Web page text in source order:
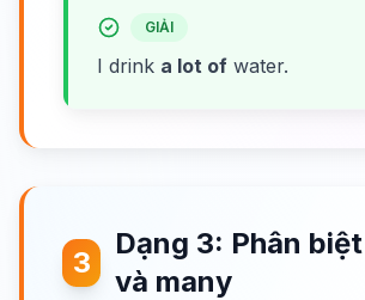
GIẢI
I drink a lot of water.
3
Dạng 3: Phân
và many